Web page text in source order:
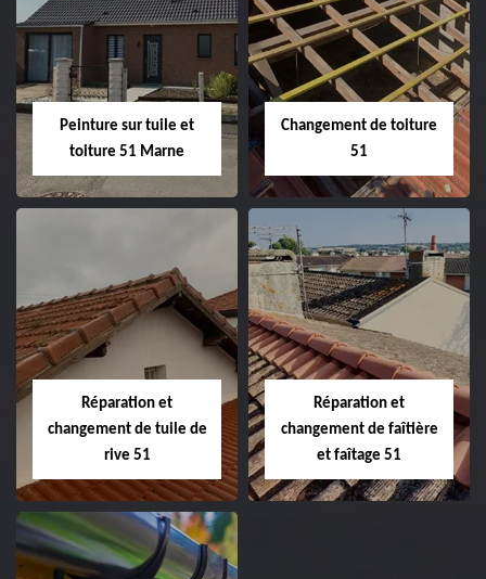
Peintre et peinture
de façade 51
Hydrofuge toiture
51
Peinture sur tuile et
toiture 51 Marne
Peinture sur tuile
et toiture 51
Marne
Changement de toiture
51
Changement de
toiture 51
Réparation et
changement de tuile de
rive 51
Réparation et
changement de faîtière
et faîtage 51